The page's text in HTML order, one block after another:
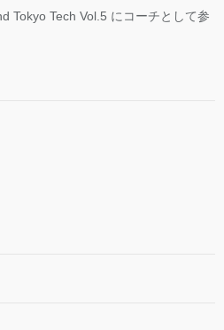
Tokyo Tech Vol.5 にコーチとして参